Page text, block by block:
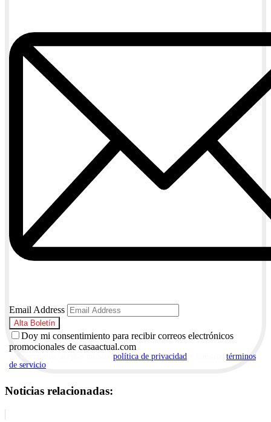
Email Address
Doy mi consentimiento para recibir correos electrónicos
promocionales de casaactual.com
política de privacidad
términos
de servicio
Noticias relacionadas: